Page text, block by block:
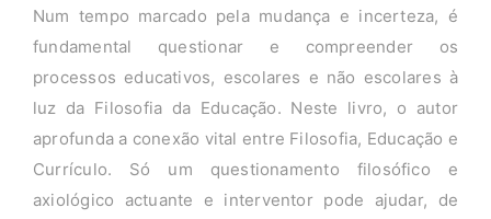
Num tempo marcado pela mudança e incerteza, é
fundamental questionar e compreender os
processos educativos, escolares e não escolares à
luz da Filosofia da Educação. Neste livro, o autor
aprofunda a conexão vital entre Filosofia, Educação e
Currículo. Só um questionamento filosófico e
axiológico actuante e interventor pode ajudar, de